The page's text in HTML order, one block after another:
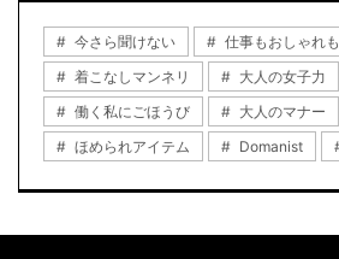
今さら聞けない 仕事もおしゃれも
着こなしマンネリ
大人の女子力
働く私にごほうび
大人のマナー
ほめられアイテム
Domanist